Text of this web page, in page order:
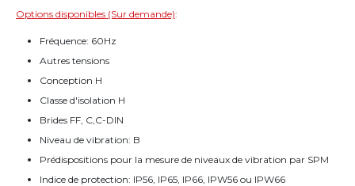
Options disponibles (Sur demande):
Fréquence: 60Hz
Autres tensions
Conception H
Classe d'isolation H
Brides FF, C,C-DIN
Niveau de vibration: B
Prédispositions pour la mesure de niveaux de vibration par SPM
Indice de protection: IP56, IP65, IP66, IPW56 ou IPW66